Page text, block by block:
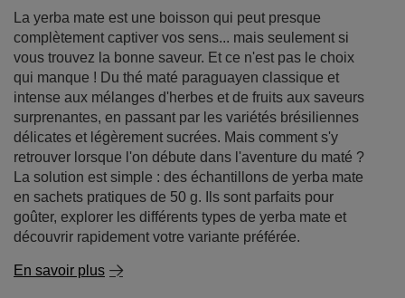
intense aux mélanges d'herbes et de fruits aux saveurs
surprenantes, en passant par les variétés brésiliennes
délicates et légèrement sucrées. Mais comment s'y
retrouver lorsque l'on débute dans l'aventure du maté ?
La solution est simple : des échantillons de yerba mate
en sachets pratiques de 50 g. Ils sont parfaits pour
goûter, explorer les différents types de yerba mate et
découvrir rapidement votre variante préférée.
En savoir plus